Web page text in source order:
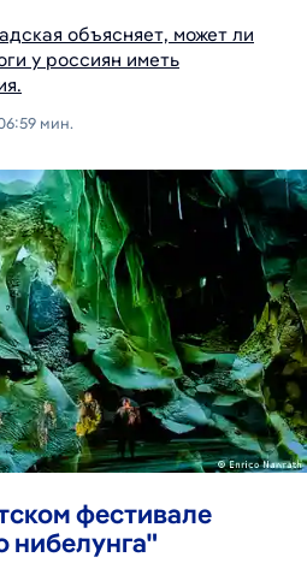
объясняет, может ли
у россиян иметь
мин.
фестивале
нибелунга"